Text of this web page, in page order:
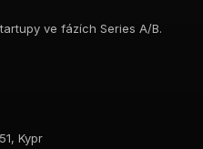
ve fázích Series A/B.
Kypr